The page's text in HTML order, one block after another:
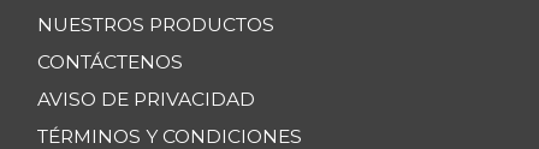
NUESTROS PRODUCTOS
CONTÁCTENOS
AVISO DE PRIVACIDAD
TÉRMINOS Y CONDICIONES